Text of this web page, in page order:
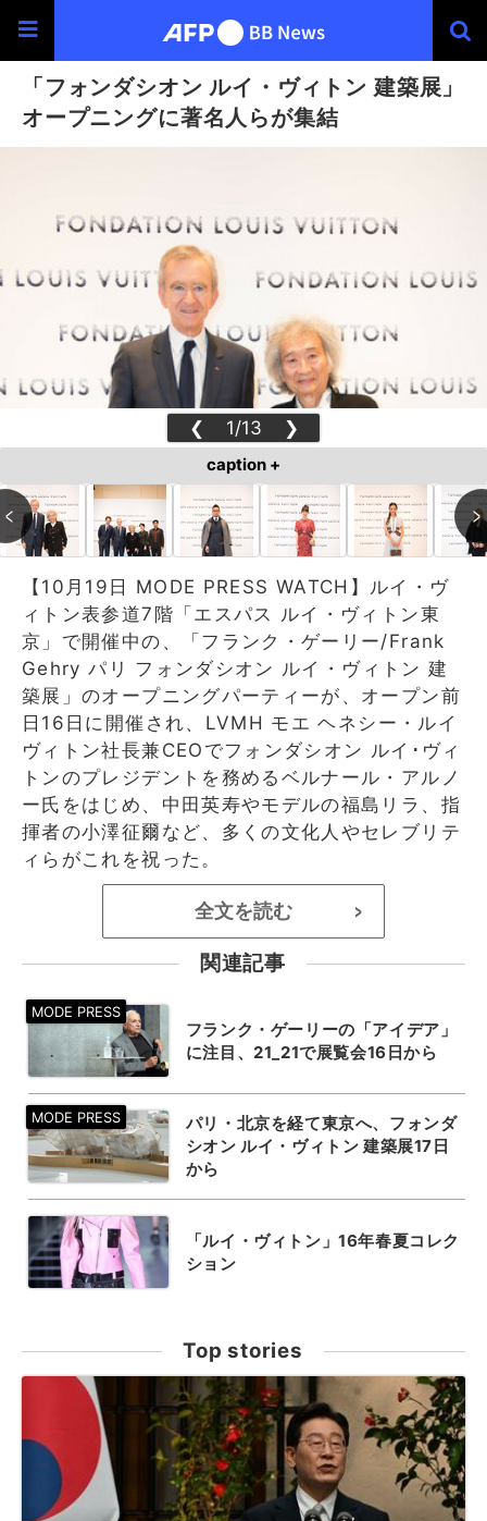
「フォンダシオン ルイ・ヴィトン 建築展」
オープニングに著名人らが集結
❮ 1/13 ❯
caption +
【10月19日 MODE PRESS WATCH】ルイ・ヴ
ィトン表参道7階「エスパス ルイ・ヴィトン東
京」で開催中の、「フランク・ゲーリー/Frank
Gehry パリ フォンダシオン ルイ・ヴィトン 建
築展」のオープニングパーティーが、オープン前
日16日に開催され、LVMH モエ ヘネシー・ルイ
ヴィトン社長兼CEOでフォンダシオン ルイ･ヴィ
トンのプレジデントを務めるベルナール・アルノ
ー氏をはじめ、中田英寿やモデルの福島リラ、指
揮者の小澤征爾など、多くの文化人やセレブリテ
ィらがこれを祝った。
全文を読む >
関連記事
フランク・ゲーリーの「アイデア」
に注目、21_21で展覧会16日から
パリ・北京を経て東京へ、フォンダ
シオン ルイ・ヴィトン 建築展17日
から
「ルイ・ヴィトン」16年春夏コレク
ション
Top stories